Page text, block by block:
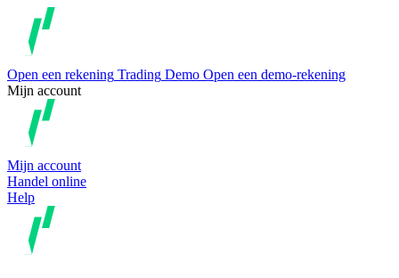
Open een rekening Trading Demo Open een demo-rekening
Mijn account
Mijn account
Handel online
Help